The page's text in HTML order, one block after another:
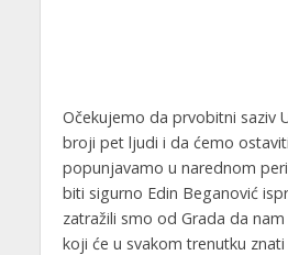
Očekujemo da prvobitni saziv
broji pet ljudi i da ćemo
popunjavamo u narednom
biti sigurno Edin Beganović
zatražili smo od Grada da
koji će u svakom trenutku